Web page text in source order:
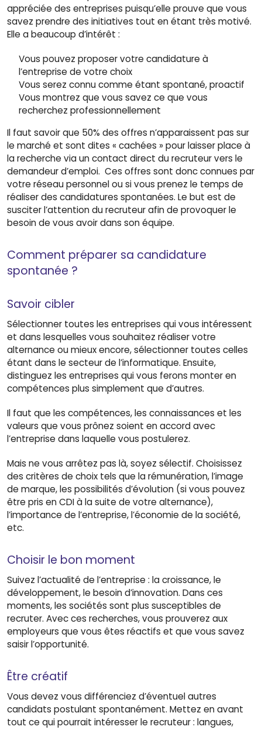
appréciée des entreprises puisqu’elle prouve que vous
savez prendre des initiatives tout en étant très motivé.
Elle a beaucoup d’intérêt :
Vous pouvez proposer votre candidature à
l’entreprise de votre choix
Vous serez connu comme étant spontané, proactif
Vous montrez que vous savez ce que vous
recherchez professionnellement
Il faut savoir que 50% des offres n’apparaissent pas sur
le marché et sont dites « cachées » pour laisser place à
la recherche via un contact direct du recruteur vers le
demandeur d’emploi. Ces offres sont donc connues par
votre réseau personnel ou si vous prenez le temps de
réaliser des candidatures spontanées. Le but est de
susciter l’attention du recruteur afin de provoquer le
besoin de vous avoir dans son équipe.
Comment préparer sa candidature
spontanée ?
Savoir cibler
Sélectionner toutes les entreprises qui vous intéressent
et dans lesquelles vous souhaitez réaliser votre
alternance ou mieux encore, sélectionner toutes celles
étant dans le secteur de l’informatique. Ensuite,
distinguez les entreprises qui vous ferons monter en
compétences plus simplement que d’autres.
Il faut que les compétences, les connaissances et les
valeurs que vous prônez soient en accord avec
l’entreprise dans laquelle vous postulerez.
Mais ne vous arrêtez pas là, soyez sélectif. Choisissez
des critères de choix tels que la rémunération, l’image
de marque, les possibilités d’évolution (si vous pouvez
être pris en CDI à la suite de votre alternance),
l’importance de l’entreprise, l’économie de la société,
etc.
Choisir le bon moment
Suivez l’actualité de l’entreprise : la croissance, le
développement, le besoin d’innovation. Dans ces
moments, les sociétés sont plus susceptibles de
recruter. Avec ces recherches, vous prouverez aux
employeurs que vous êtes réactifs et que vous savez
saisir l’opportunité.
Être créatif
Vous devez vous différenciez d’éventuel autres
candidats postulant spontanément. Mettez en avant
tout ce qui pourrait intéresser le recruteur : langues,